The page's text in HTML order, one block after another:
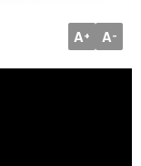
A+ A-